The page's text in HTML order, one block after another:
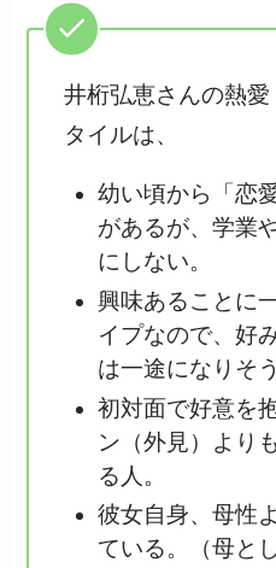
井桁弘恵さんの熱
タイルは、
幼い頃から「恋
があるが、学業
にしない。
興味あることに
イプなので、好
は一途になりそう
初対面で好意を
ン（外見）より
る人。
彼女自身、母性
ている。（母と